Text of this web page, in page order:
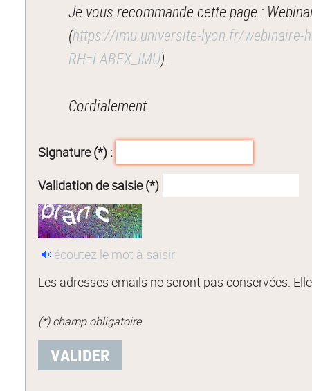
Je vous recommande cette page :
(https://imu.universite-lyon.fr/webinaire-
RH=LABEX_IMU).
Cordialement.
Signature (*) :
Validation de saisie (*)
écoutez le mot à saisir
Les adresses emails ne seront pas conservées.
(*) champ obligatoire